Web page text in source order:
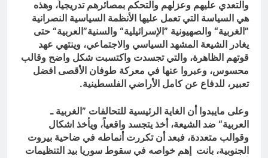
والتعدي عليهم وعزلهم والتحكم بمصائرهم تدريجياً، وهذه
هي السياسة التي تعمل عليها الأنظمة السياسية النصرانية
”الغربية“ والصهيونية ”الإسرائيلية“ والسنية”العربية“ حتى
يغادر الشيعة المشهد السياسي والاجتماعي، وينتهي عهد
قوتهم الظاهرة، والتي تجسدت واكتسبت شكل واضح وقالب
محسوس، وعبروا عنها في معركة طوفان الأقصى افضل
تعبير، للدفاع عن كامل الأراضي الفلسطينية.
وعلى مايبدوا أن الغاية الرئيسية للتحالفات ”الغربية ـ
العربية“ ضد الشيعة، أخذ يتجسد واقعياً، ويأخذ اشكال
وقوالب متعددة، فبعد أن تكررت أنماطه في ضاحية بيروت
الجنوبية، بانت إهم خواصه في سقوط سوريا بيد التنظيمات